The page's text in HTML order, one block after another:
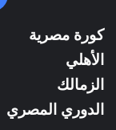
كورة مصرية
الأهلي
الزمالك
الدوري المصري